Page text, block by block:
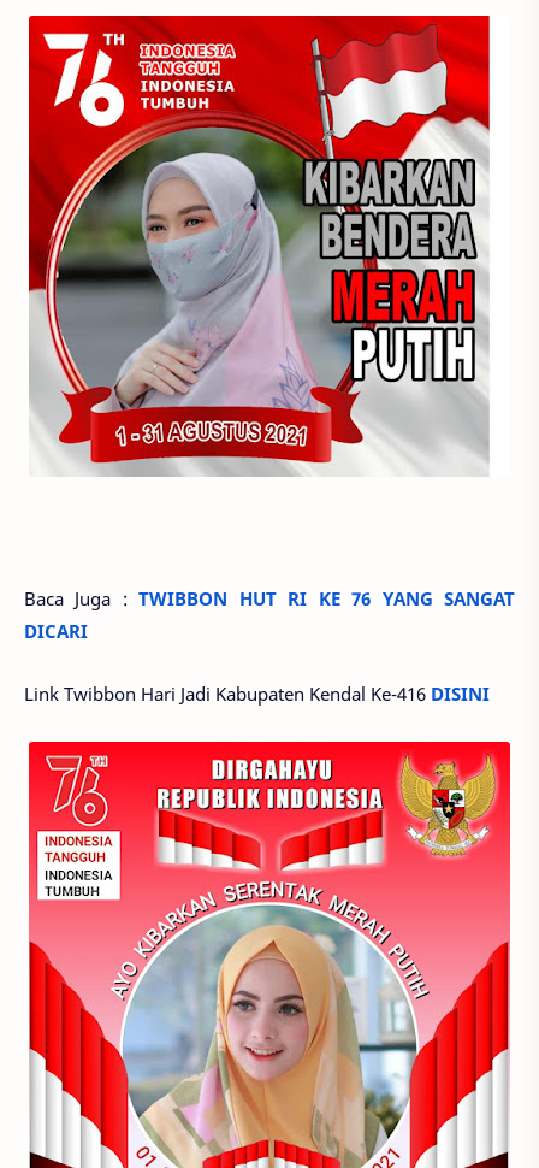
Baca Juga :TWIBBON HUT RI KE 76 YANG SANGAT
DICARI
Link Twibbon Hari Jadi Kabupaten Kendal Ke-416 DISINI